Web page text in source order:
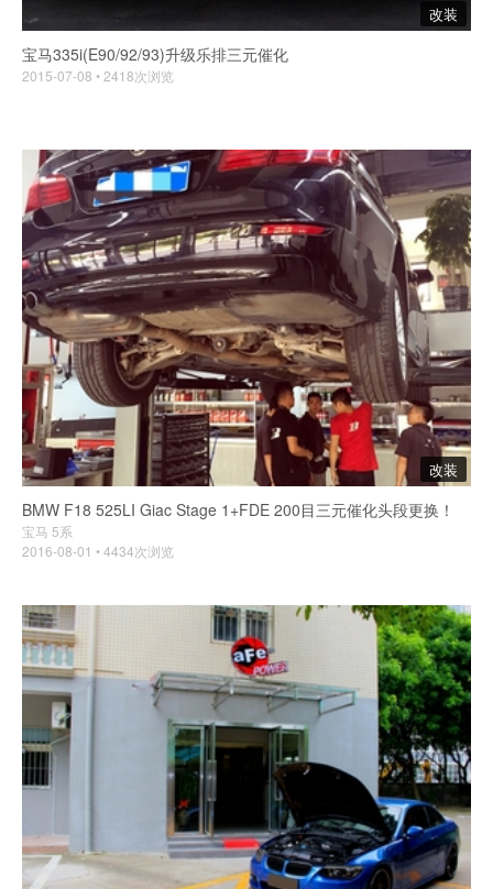
改装
宝马335i(E90/92/93)升级乐排三元催化
2015-07-08 • 2418次浏览
改装
BMW F18 525LI Giac Stage 1+FDE 200目三元催化头段更换！
宝马 5系
2016-08-01 • 4434次浏览